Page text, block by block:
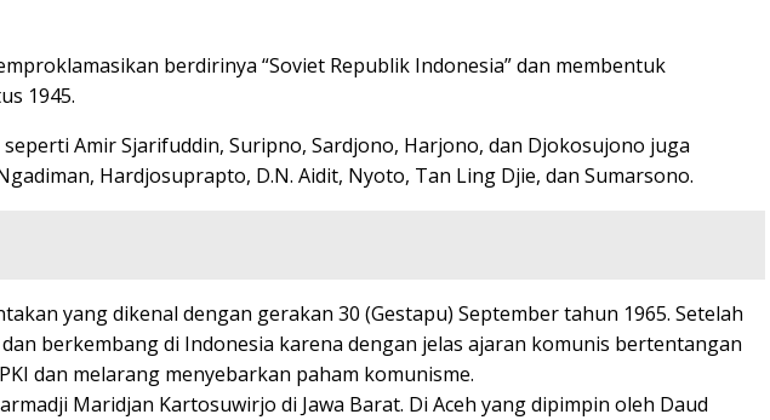
berdirinya “Soviet Republik Indonesia” dan membentuk
1945.
Amir Sjarifuddin, Suripno, Sardjono, Harjono, dan Djokosujono juga
Hardjosuprapto, D.N. Aidit, Nyoto, Tan Ling Djie, dan Sumarsono.
yang dikenal dengan gerakan 30 (Gestapu) September tahun 1965. Setelah
berkembang di Indonesia karena dengan jelas ajaran komunis bertentangan
dan melarang menyebarkan paham komunisme.
Maridjan Kartosuwirjo di Jawa Barat. Di Aceh yang dipimpin oleh Daud